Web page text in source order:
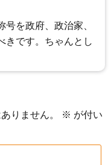
を政府、政治家、
きです。ちゃんとし
りません。 ※ が付い